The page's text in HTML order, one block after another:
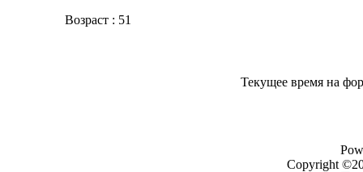
Возраст : 51
Текущее время на
Copyright